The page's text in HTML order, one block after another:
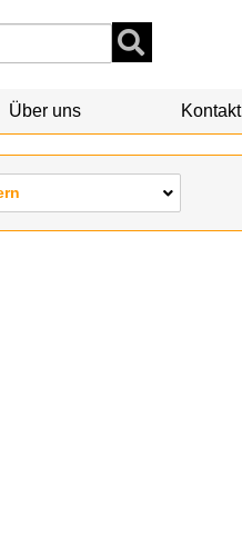
Über uns Kontakt